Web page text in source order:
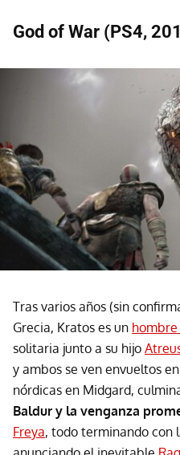
God of War (PS4,
Tras varios años (sin
Grecia, Kratos es un
solitaria junto a su hijo
y ambos se ven envueltos
nórdicas en Midgard,
Baldur y la venganza
Freya, todo terminando con